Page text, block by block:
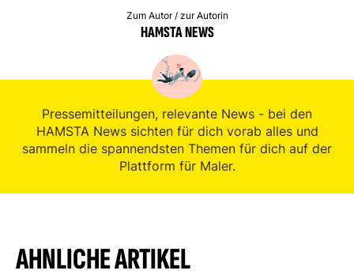
Zum Autor / zur Autorin
HAMSTA NEWS
Pressemitteilungen, relevante News - bei den
HAMSTA News sichten für dich vorab alles und
sammeln die spannendsten Themen für dich auf der
Plattform für Maler.
AHNLICHE ARTIKEL